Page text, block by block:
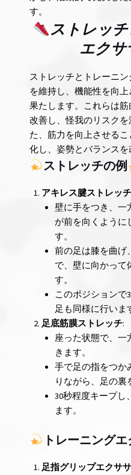
す。
ストレッ
エク
ストレッチとトレーニ
を維持し、機能性を向
果たします。これらは
改善し、怪我のリスク
た、筋力を向上させる
化し、姿勢とバランスを
ストレッチの例
アキレス腱ストレッチ
壁に手をつき、一
が前を向くように
す。
前の足は膝を曲げ
で、壁に向かって
す。
このポジションで
足も同様に行いま
足底筋膜ストレッチ:
座った状態で、一
きます。
手で足の指をつか
りながら、足の裏
30秒程度キープし
ます。
トレーニング
足指グリップエクサ